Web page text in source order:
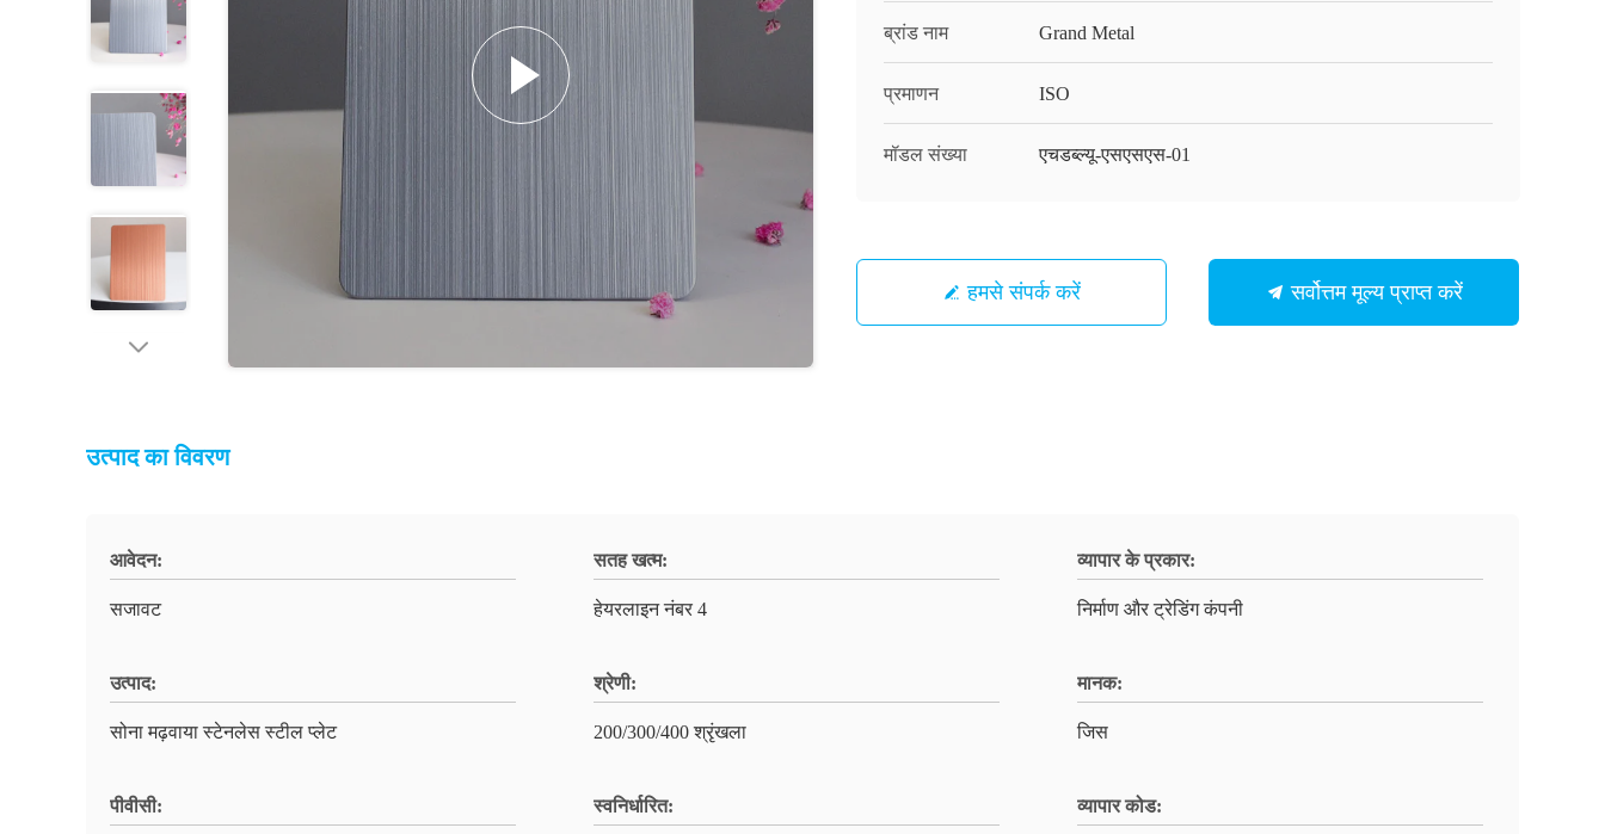
ब्रांड नाम Grand Metal
प्रमाणन ISO
मॉडल संख्या एचडब्ल्यू-एसएसएस-01
हमसे संपर्क करें सर्वोत्तम मूल्य प्राप्त करें
उत्पाद का विवरण
आवेदन:
सजावट
सतह खत्म:
हेयरलाइन नंबर 4
व्यापार के प्रकार:
निर्माण और ट्रेडिंग कंपनी
उत्पाद:
सोना मढ़वाया स्टेनलेस स्टील प्लेट
श्रेणी:
200/300/400 श्रृंखला
मानक:
जिस
पीवीसी: स्वनिर्धारित: व्यापार कोड: